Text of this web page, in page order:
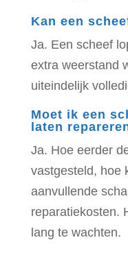
Kan een
Ja. Een scheef
extra weerstand
uiteindelijk
Moet ik een
laten
Ja. Hoe eerder
vastgesteld, hoe
aanvullende
reparatiekosten.
lang te wachten.